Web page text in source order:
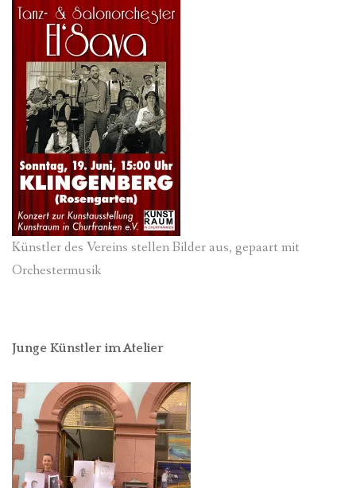
Künstler des Vereins stellen Bilder aus, gepaart mit
Orchestermusik
Junge Künstler im Atelier